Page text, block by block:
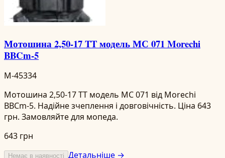
Мотошина 2,50-17 TT модель МС 071 Morechi
BBCm-5
M-45334
Мотошина 2,50-17 TT модель МС 071 від Morechi
BBCm-5. Надійне зчеплення і довговічність. Ціна 643
грн. Замовляйте для мопеда.
643 грн
Немає в наявності Детальніше →